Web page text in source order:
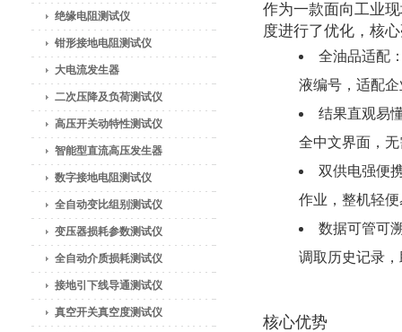
绝缘电阻测试仪
钳形接地电阻测试仪
大电流发生器
二次压降及负荷测试仪
高压开关动特性测试仪
智能型直流高压发生器
数字接地电阻测试仪
全自动变比组别测试仪
变压器损耗参数测试仪
全自动介质损耗测试仪
接地引下线导通测试仪
真空开关真空度测试仪
作为一款面向工业
度进行了优化，核
全油品适配
液编号，适配
结果直观易
全中文界面，
双供电强便
作业，整机轻
数据可管可
调取历史记录
核心优势